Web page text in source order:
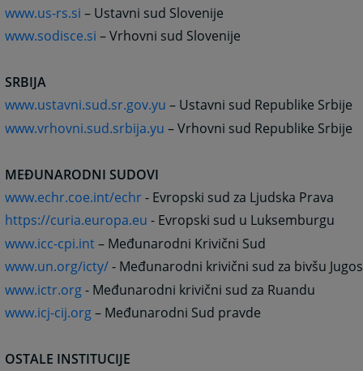
www.us-rs.si – Ustavni sud Slovenije
www.sodisce.si – Vrhovni sud Slovenije
SRBIJA
www.ustavni.sud.sr.gov.yu – Ustavni sud Republike Srbije
www.vrhovni.sud.srbija.yu – Vrhovni sud Republike Srbije
MEĐUNARODNI SUDOVI
www.echr.coe.int/echr- Evropski sud za Ljudska Prava
https://curia.europa.eu - Evropski sud u Luksemburgu
www.icc-cpi.int– Međunarodni Krivični Sud
www.un.org/icty/- Međunarodni krivični sud za bivšu
www.ictr.org- Međunarodni krivični sud za Ruandu
www.icj-cij.org– Međunarodni Sud pravde
OSTALE INSTITUCIJE